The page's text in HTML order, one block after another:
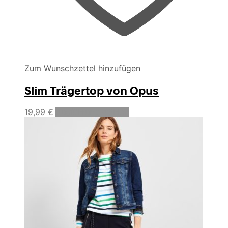
Zum Wunschzettel hinzufügen
Slim Trägertop von Opus
19,99 €
Varianten
auf.
Die
Optionen
können
auf
der
Produktseite